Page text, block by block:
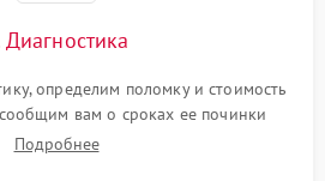
Диагностика
определим поломку и стоимость
вам о сроках ее починки
Подробнее